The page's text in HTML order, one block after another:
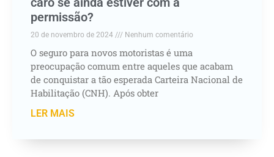
permissão?
20 de novembro de 2024 Nenhum comentário
O seguro para novos motoristas é uma
preocupação comum entre aqueles que acabam
de conquistar a tão esperada Carteira Nacional de
Habilitação (CNH). Após obter
LER MAIS